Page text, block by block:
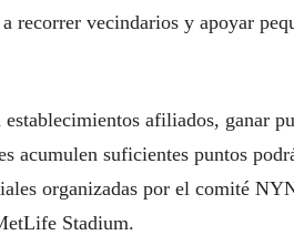
recorrer vecindarios y apoyar
afiliados, ganar
acumulen suficientes puntos
organizadas por el comité
Stadium.